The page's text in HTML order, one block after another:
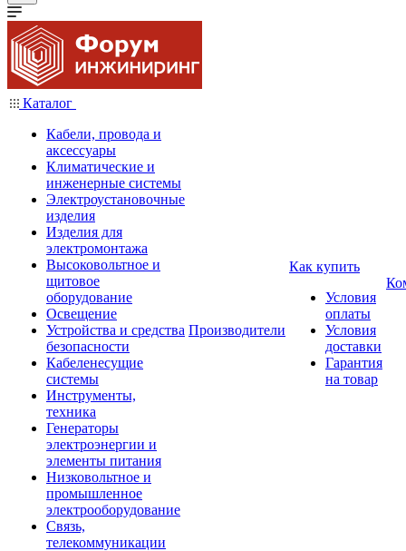
Каталог
Кабели, провода и
аксессуары
Климатические и
инженерные системы
Электроустановочные
изделия
Изделия для
электромонтажа
Высоковольтное и
щитовое
оборудование
Освещение
Устройства и средства
безопасности
Кабеленесущие
системы
Инструменты,
техника
Генераторы
электроэнергии и
элементы питания
Низковольтное и
промышленное
электрооборудование
Связь,
телекоммуникации
Производители
Как купить
Условия
оплаты
Условия
доставки
Гарантия
на товар